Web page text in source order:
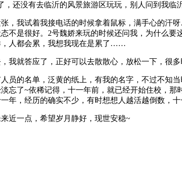
还没有去临沂的风景旅游区玩玩，别人问到我
，我试着我接电话的时候拿着鼠标，满手心的
不是很好。2号魏娇来玩的时候还问我，为什么
，人都会累，我想我现在是累了……
我就答应了，正好可以去散散心，放松一下，
员的名单，泛黄的纸上，有我的名字，不过不知
忘了~依稀记得，十一年前，就已经开始住校，
年，经历的确实不少，有时想想人越活越倒数，
近一点，希望岁月静好，现世安稳~